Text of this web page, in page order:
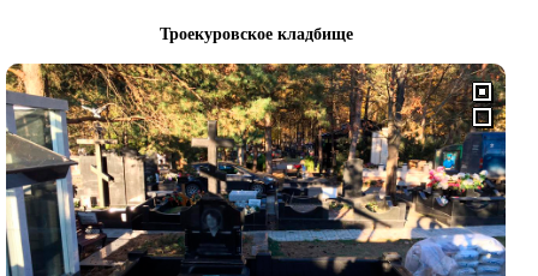
Троекуровское кладбище